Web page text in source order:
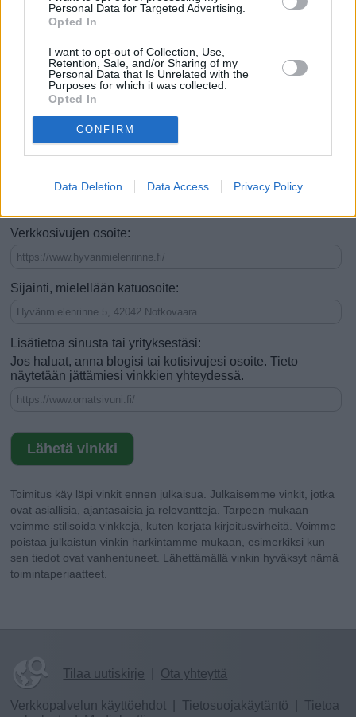
Personal Data for Targeted Advertising.
Opted In
I want to opt-out of Collection, Use,
Retention, Sale, and/or Sharing of my
Personal Data that Is Unrelated with the
Purposes for which it was collected.
Opted In
CONFIRM
Data Deletion Data Access Privacy Policy
Se on nähtävyys
Siellä voi ruokailla (esim. ravintola)
Voi tehdä ostoksia (esim. kauppa)
Voi yöpyä (esim. hotelli)
Hyvä lapsiperheille
Verkkosivujen osoite:
Sijainti, mielellään katuosoite:
Lisätietoa sinusta tai yrityksestäsi:
Jos haluat, anna blogisi tai kotisivujesi osoite. Tieto
näytetään jättämiesi vinkkien yhteydessä.
Toimitus käy läpi vinkit ennen julkaisua. Julkaisemme vinkit, jotka
ovat asiallisia, ajantasaisia ja relevantteja. Tarpeen mukaan
voimme stilisoida vinkkejä, kuten korjata kirjoitusvirheitä. Voimme
poistaa julkaistun vinkin harkintamme mukaan, esimerkiksi kun
sen tiedot ovat vanhentuneet. Lähettämällä vinkin hyväksyt nämä
toimintaperiaatteet.
Tilaa uutiskirje Ota yhteyttä
Verkkopalvelun käyttöehdot Tietosuojakäytäntö
Tietoa